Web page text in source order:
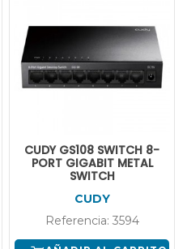
CUDY GS108 SWITCH 8-
PORT GIGABIT METAL
SWITCH
CUDY
Referencia: 3594